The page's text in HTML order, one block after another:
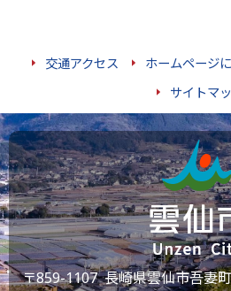
交通アクセス ホームページ
サイトマ
〒859-1107 長崎県雲仙市吾妻